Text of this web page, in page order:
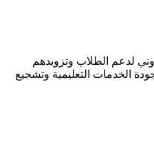
لدعم الطلاب وتزويدهم
الخدمات التعليمية وتشجيع